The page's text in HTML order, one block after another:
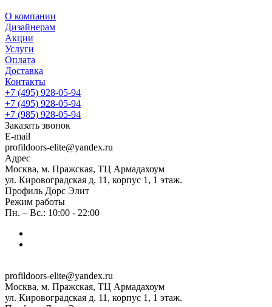
О компании
Дизайнерам
Акции
Услуги
Оплата
Доставка
Контакты
+7 (495) 928-05-94
+7 (495) 928-05-94
+7 (985) 928-05-94
Заказать звонок
E-mail
profildoors-elite@yandex.ru
Адрес
Москва, м. Пражская, ТЦ Армадахоум
ул. Кировоградская д. 11, корпус 1, 1 этаж.
Профиль Дорс Элит
Режим работы
Пн. – Вс.: 10:00 - 22:00
profildoors-elite@yandex.ru
Москва, м. Пражская, ТЦ Армадахоум
ул. Кировоградская д. 11, корпус 1, 1 этаж.